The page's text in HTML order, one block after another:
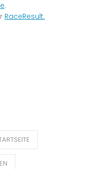
.
RaceResult.